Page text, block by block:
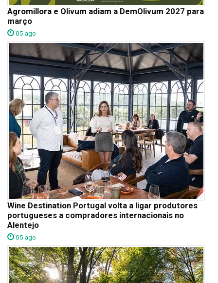
Agromillora e Olivum adiam a DemOlivum 2027 para
março
05 ago
Wine Destination Portugal volta a ligar produtores
portugueses a compradores internacionais no
Alentejo
05 ago